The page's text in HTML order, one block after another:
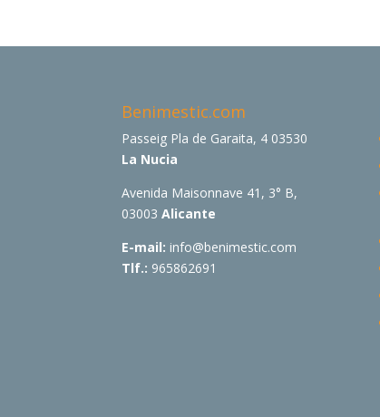
Benimestic.com
Passeig Pla de Garaita, 4 03530
La Nucia
Avenida Maisonnave 41, 3° B,
03003Alicante
E-mail: info@benimestic.com
Tlf.: 965862691